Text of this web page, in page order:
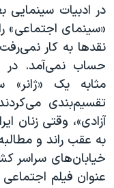
«سینمای
نقدها به کار
حساب نمی‌آمد. در
مثابه یک
تقسیم‌بندی
آزادی»، وقتی زنان
به عقب راند و
خیابان‌های سراسر
عنوان فیلم